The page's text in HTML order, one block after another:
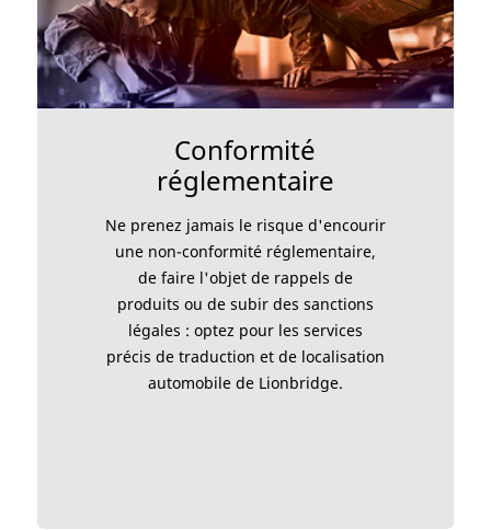
Conformité
réglementaire
Ne prenez jamais le risque d'encourir
une non-conformité réglementaire,
de faire l'objet de rappels de
produits ou de subir des sanctions
légales : optez pour les services
précis de traduction et de localisation
automobile de Lionbridge.